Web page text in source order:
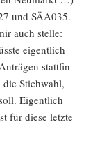
und SÄA035.
auch stel­le:
eigent­lich
statt­fin­
Stich­wahl,
Eigent­lich
für die­se letz­te